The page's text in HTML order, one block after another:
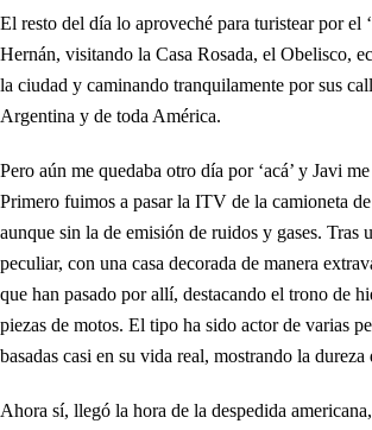
El resto del día lo aproveché para turistear por el
Hernán, visitando la Casa Rosada, el Obelisco,
la ciudad y caminando tranquilamente por sus
Argentina y de toda América.
Pero aún me quedaba otro día por ‘acá’ y Javi
Primero fuimos a pasar la ITV de la camioneta
aunque sin la de emisión de ruidos y gases.
peculiar, con una casa decorada de manera
que han pasado por allí, destacando el trono de
piezas de motos. El tipo ha sido actor de varias
basadas casi en su vida real, mostrando la dureza
Ahora sí, llegó la hora de la despedida